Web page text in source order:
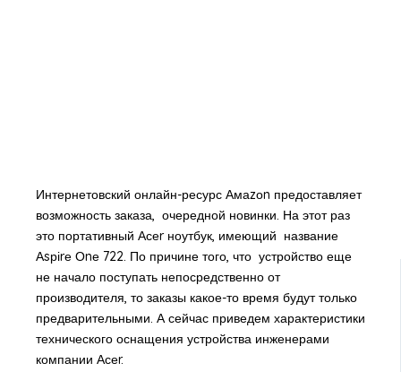
Интернетовский онлайн-ресурс Амаzоn предоставляет
возможность заказа, очередной новинки. На этот раз
это портативный Асеr ноутбук, имеющий название
Аsріrе Оnе 722. По причине того, что устройство еще
не начало поступать непосредственно от
производителя, то заказы какое-то время будут только
предварительными. А сейчас приведем характеристики
технического оснащения устройства инженерами
компании Асеr.